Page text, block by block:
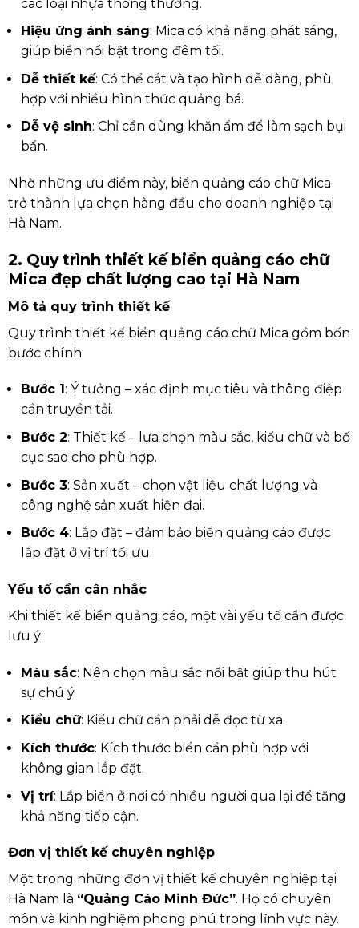
các loại nhựa thông thường.
Hiệu ứng ánh sáng: Mica có khả năng phát sáng,
giúp biển nổi bật trong đêm tối.
Dễ thiết kế: Có thể cắt và tạo hình dễ dàng, phù
hợp với nhiều hình thức quảng bá.
Dễ vệ sinh: Chỉ cần dùng khăn ẩm để làm sạch bụi
bẩn.
Nhờ những ưu điểm này, biển quảng cáo chữ Mica
trở thành lựa chọn hàng đầu cho doanh nghiệp tại
Hà Nam.
2. Quy trình thiết kế biển quảng cáo chữ
Mica đẹp chất lượng cao tại Hà Nam
Mô tả quy trình thiết kế
Quy trình thiết kế biển quảng cáo chữ Mica gồm bốn
bước chính:
Bước 1 : Ý tưởng – xác định mục tiêu và thông điệp
cần truyền tải.
Bước 2: Thiết kế – lựa chọn màu sắc, kiểu chữ và bố
cục sao cho phù hợp.
Bước 3: Sản xuất – chọn vật liệu chất lượng và
công nghệ sản xuất hiện đại.
Bước 4: Lắp đặt – đảm bảo biển quảng cáo được
lắp đặt ở vị trí tối ưu.
Yếu tố cần cân nhắc
Khi thiết kế biển quảng cáo, một vài yếu tố cần được
lưu ý:
Màu sắc: Nên chọn màu sắc nổi bật giúp thu hút
sự chú ý.
Kiểu chữ: Kiểu chữ cần phải dễ đọc từ xa.
Kích thước: Kích thước biển cần phù hợp với
không gian lắp đặt.
Vị trí: Lắp biển ở nơi có nhiều người qua lại để tăng
khả năng tiếp cận.
Đơn vị thiết kế chuyên nghiệp
Một trong những đơn vị thiết kế chuyên nghiệp tại
Hà Nam là “Quảng Cáo Minh Đức”. Họ có chuyên
môn và kinh nghiệm phong phú trong lĩnh vực này.